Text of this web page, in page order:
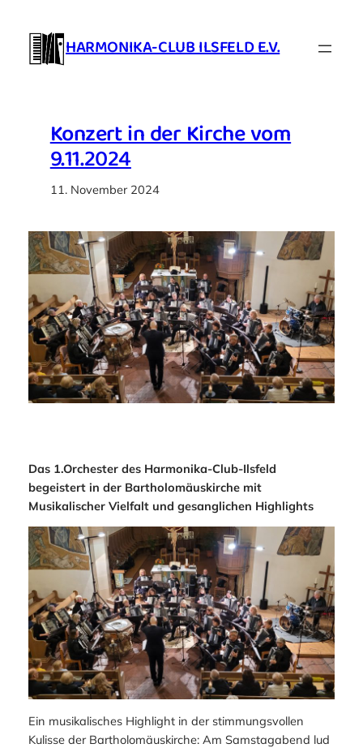
Inhalt
springen
HARMONIKA-CLUB ILSFELD E.V.
Konzert in der Kirche vom
9.11.2024
11. November 2024
Das 1.Orchester des Harmonika-Club-Ilsfeld
begeistert in der Bartholomäuskirche mit
Musikalischer Vielfalt und gesanglichen Highlights
Ein musikalisches Highlight in der stimmungsvollen
Kulisse der Bartholomäuskirche: Am Samstagabend lud